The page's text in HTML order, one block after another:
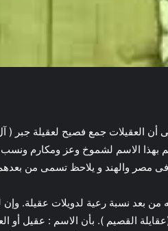
أن العقيلات جمع فصيح لعقيلة جبر (
بهذا الاسم لشموخ وعز ومكارم
مصر والهند و يلاحظ تسمى من بعدهم
بعد نسبة رعية لدويلات عقيلة. وإن
القصيم ). بأن الاسم : عقيل أو